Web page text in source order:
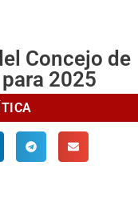
Concejo de
2025